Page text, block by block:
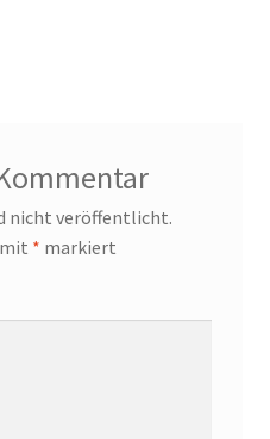
nicht veröffentlicht.
* markiert